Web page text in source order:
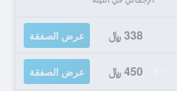
338 ﷼ عرض الصفقة
450 ﷼ عرض الصفقة